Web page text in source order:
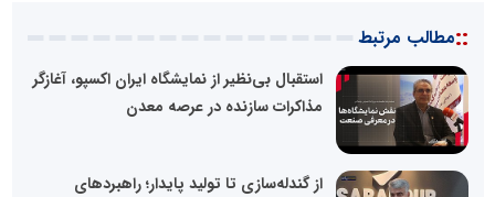
::مطالب مرتبط
استقبال بی‌نظیر از نمایشگاه ایران اکسپو، آغازگر
مذاکرات سازنده در عرصه معدن
از گندله‌سازی تا تولید پایدار؛ راهبردهای